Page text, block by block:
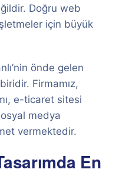
Doğru web
için büyük
önde gelen
Firmamız,
e-ticaret sitesi
medya
vermektedir.
En